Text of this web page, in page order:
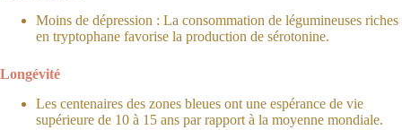
Moins de dépression : La consommation de légumineuses riches
en tryptophane favorise la production de sérotonine.
Longévité
Les centenaires des zones bleues ont une espérance de vie
supérieure de 10 à 15 ans par rapport à la moyenne mondiale.